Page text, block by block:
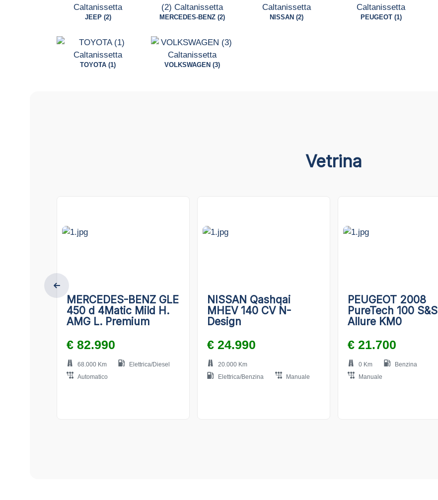
JEEP (2) MERCEDES-BENZ (2) NISSAN (2) PEUGEOT (1)
TOYOTA (1) VOLKSWAGEN (3)
Vetrina
MERCEDES-BENZ GLE
450 d 4Matic Mild H.
AMG L. Premium
€ 82.990
68.000 Km
Elettrica/Diesel
Automatico
NISSAN Qashqai
MHEV 140 CV N-
Design
€ 24.990
20.000 Km
Elettrica/Benzina
Manuale
PEUGEOT 2008
PureTech 100 S&S
Allure KM0
€ 21.700
0 Km
Benzina
Manuale